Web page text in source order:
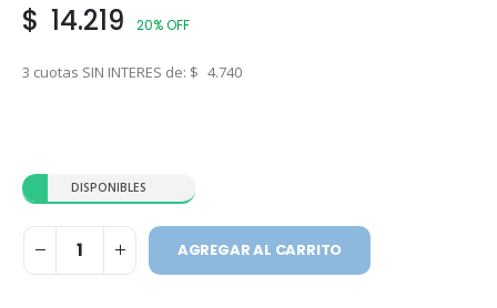
$ 14.219 20% OFF
3 cuotas SIN INTERES de: $ 4.740
DISPONIBLES
AGREGAR AL CARRITO